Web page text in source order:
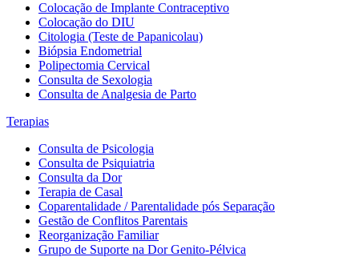
Colocação de Implante Contraceptivo
Colocação do DIU
Citologia (Teste de Papanicolau)
Biópsia Endometrial
Polipectomia Cervical
Consulta de Sexologia
Consulta de Analgesia de Parto
Terapias
Consulta de Psicologia
Consulta de Psiquiatria
Consulta da Dor
Terapia de Casal
Coparentalidade / Parentalidade pós Separação
Gestão de Conflitos Parentais
Reorganização Familiar
Grupo de Suporte na Dor Genito-Pélvica